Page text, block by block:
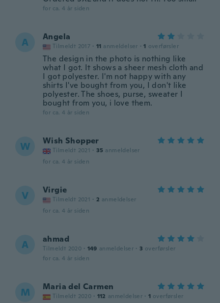
for ca. 4 år siden
A Angela
Tilmeldt 2017 · 11 anmeldelser · 1 overførsler
The design in the photo is nothing like
what I got. It shows a sheer mesh cloth and
I got polyester. I'm not happy with any
shirts I've bought from you, I don't like
polyester. The shoes, purse, sweater I
bought from you, i love them.
for ca. 4 år siden
W Wish Shopper
Tilmeldt 2021 · 35 anmeldelser
for ca. 4 år siden
V Virgie
Tilmeldt 2021 · 2 anmeldelser
for ca. 4 år siden
A ahmad
Tilmeldt 2020 · 149 anmeldelser · 3 overførsler
for ca. 4 år siden
M Maria del Carmen
Tilmeldt 2020 · 112 anmeldelser · 1 overførsler